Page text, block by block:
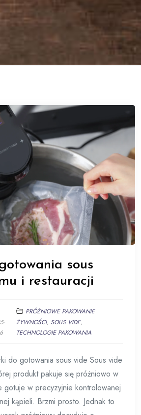
sous
i restauracji
PRÓŻNIOWE PAKOWANIE
ŻYWNOŚCI, SOUS VIDE,
TECHNOLOGIE PAKOWANIA
do gotowania sous vide Sous vide
produkt pakuje się próżniowo w
gotuje w precyzyjnie kontrolowanej
kąpieli. Brzmi prosto. Jednak to